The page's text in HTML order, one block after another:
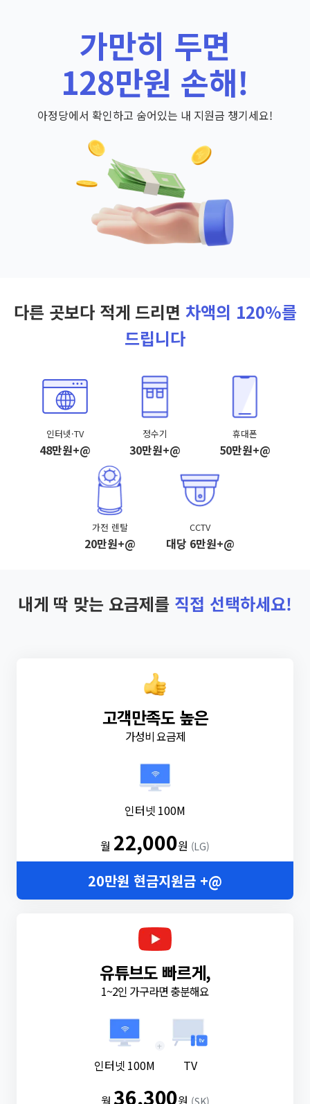
가만히 두면
128만원 손해!
아정당에서 확인하고 숨어있는 내 지원금 챙기세요!
다른 곳보다 적게 드리면 차액의 120%를
드립니다
인터넷·TV
48만원+@
정수기
30만원+@
휴대폰
50만원+@
가전 렌탈
20만원+@
CCTV
대당 6만원+@
내게 딱 맞는 요금제를 직접 선택하세요!
고객만족도 높은
가성비 요금제
인터넷 100M
월 22,000원 (LG)
20만원 현금지원금 +@
유튜브도 빠르게,
1~2인 가구라면 충분해요
인터넷 100M
+
TV
36,300